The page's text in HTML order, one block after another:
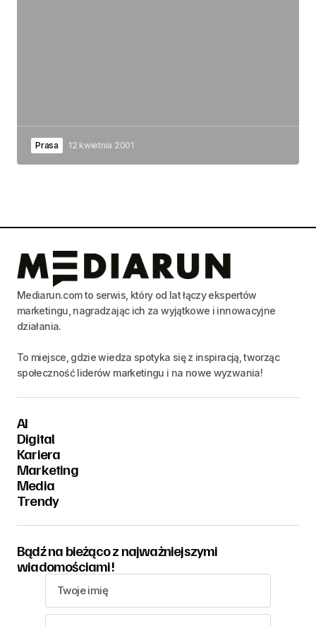
Prasa 12 kwietnia 2001
Mediarun.com to serwis, który od lat łączy ekspertów
marketingu, nagradzając ich za wyjątkowe i innowacyjne
działania.
To miejsce, gdzie wiedza spotyka się z inspiracją, tworząc
społeczność liderów marketingu i na nowe wyzwania!
AI
Digital
Kariera
Marketing
Media
Trendy
Bądź na bieżąco z najważniejszymi
wiadomościami!